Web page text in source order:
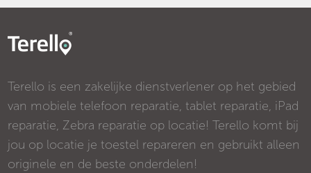
Terello is een zakelijke dienstverlener op het gebied
van mobiele telefoon reparatie, tablet reparatie, iPad
reparatie, Zebra reparatie op locatie! Terello komt bij
jou op locatie je toestel repareren en gebruikt alleen
originele en de beste onderdelen!